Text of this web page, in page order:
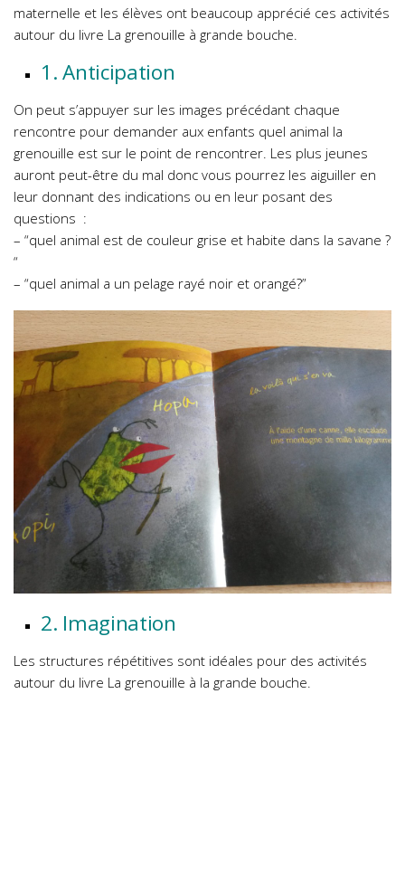
maternelle et les élèves ont beaucoup apprécié ces activités
autour du livre La grenouille à grande bouche.
1. Anticipation
On peut s’appuyer sur les images précédant chaque
rencontre pour demander aux enfants quel animal la
grenouille est sur le point de rencontrer. Les plus jeunes
auront peut-être du mal donc vous pourrez les aiguiller en
leur donnant des indications ou en leur posant des
questions :
– “quel animal est de couleur grise et habite dans la savane ?
“
– “quel animal a un pelage rayé noir et orangé?”
2. Imagination
Les structures répétitives sont idéales pour des activités
autour du livre La grenouille à la grande bouche.